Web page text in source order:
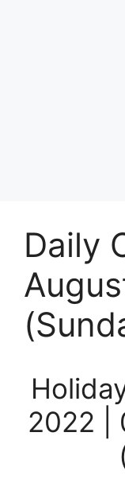
Daily
2022 |